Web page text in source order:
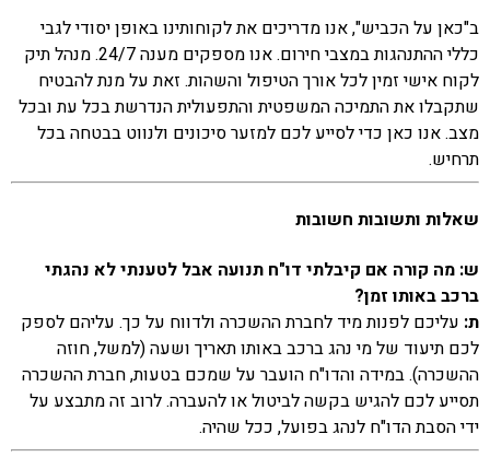
ב"כאן על הכביש", אנו מדריכים את לקוחותינו באופן יסודי לגבי
כללי ההתנהגות במצבי חירום. אנו מספקים מענה 24/7. מנהל תיק
לקוח אישי זמין לכל אורך הטיפול והשהות. זאת על מנת להבטיח
שתקבלו את התמיכה המשפטית והתפעולית הנדרשת בכל עת ובכל
מצב. אנו כאן כדי לסייע לכם למזער סיכונים ולנווט בבטחה בכל
תרחיש.
שאלות ותשובות חשובות
ש: מה קורה אם קיבלתי דו"ח תנועה אבל לטענתי לא נהגתי
ברכב באותו זמן?
ת: עליכם לפנות מיד לחברת ההשכרה ולדווח על כך. עליהם לספק
לכם תיעוד של מי נהג ברכב באותו תאריך ושעה (למשל, חוזה
ההשכרה). במידה והדו"ח הועבר על שמכם בטעות, חברת ההשכרה
תסייע לכם להגיש בקשה לביטול או להעברה. לרוב זה מתבצע על
ידי הסבת הדו"ח לנהג בפועל, ככל שהיה.